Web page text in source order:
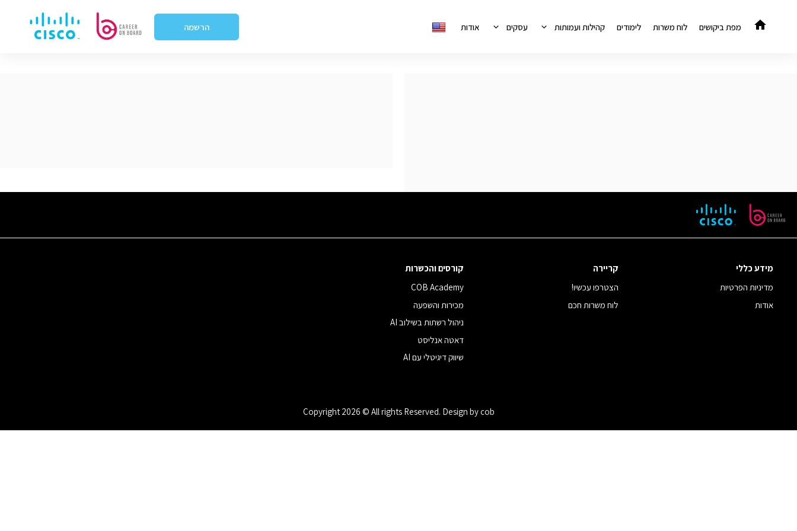
מפת ביקושים לוח משרות לימודים קהילות ועמותות עסקים אודות הרשמה
מידע כללי
מדיניות הפרטיות
אודות
קריירה
הצטרפו עכשיו!
לוח משרות חכם
קורסים והכשרות
COB Academy
מכירות והשפעה
ניהול רשתות בשילוב AI
דאטה אנליסט
שיווק דיגיטלי עם AI
Copyright 2026 © All rights Reserved. Design by cob